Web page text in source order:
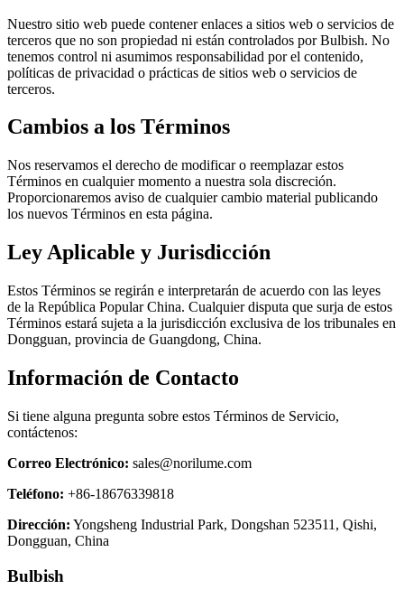
Nuestro sitio web puede contener enlaces a sitios web o servicios de
terceros que no son propiedad ni están controlados por Bulbish. No
tenemos control ni asumimos responsabilidad por el contenido,
políticas de privacidad o prácticas de sitios web o servicios de
terceros.
Cambios a los Términos
Nos reservamos el derecho de modificar o reemplazar estos
Términos en cualquier momento a nuestra sola discreción.
Proporcionaremos aviso de cualquier cambio material publicando
los nuevos Términos en esta página.
Ley Aplicable y Jurisdicción
Estos Términos se regirán e interpretarán de acuerdo con las leyes
de la República Popular China. Cualquier disputa que surja de estos
Términos estará sujeta a la jurisdicción exclusiva de los tribunales en
Dongguan, provincia de Guangdong, China.
Información de Contacto
Si tiene alguna pregunta sobre estos Términos de Servicio,
contáctenos:
Correo Electrónico: sales@norilume.com
Teléfono: +86-18676339818
Dirección: Yongsheng Industrial Park, Dongshan 523511, Qishi,
Dongguan, China
Bulbish